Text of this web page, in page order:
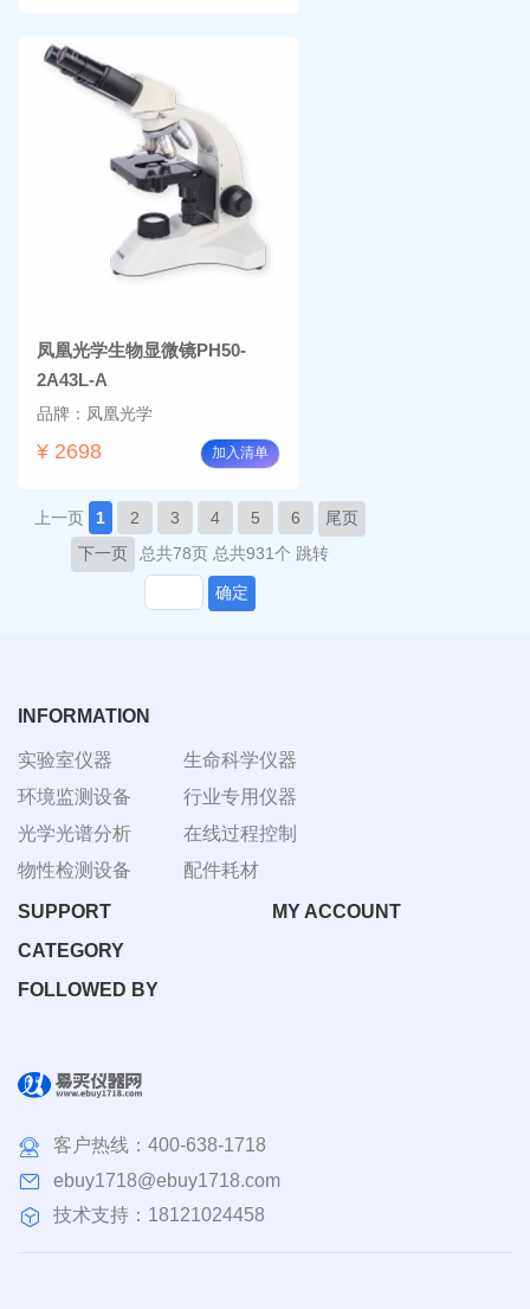
凤凰光学生物显微镜PH50-
2A43L-A
品牌：凤凰光学
¥ 2698 加入清单
上一页 1 2 3 4 5 6
尾页
下一页
总共78页 总共931个 跳转
确定
INFORMATION
实验室仪器
环境监测设备
光学光谱分析
物性检测设备
生命科学仪器
行业专用仪器
在线过程控制
配件耗材
SUPPORT
MY ACCOUNT
CATEGORY
FOLLOWED BY
客户热线： 400-638-1718
ebuy1718@ebuy1718.com
技术支持：18121024458